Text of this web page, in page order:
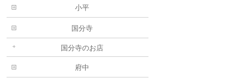
小平
国分寺
国分寺のお店
府中